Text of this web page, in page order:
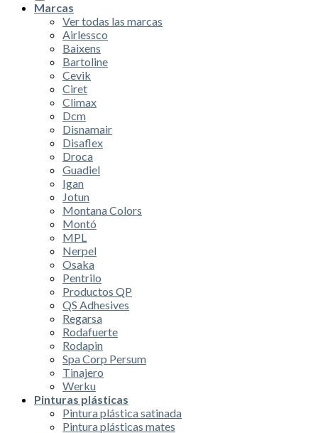
Marcas
Ver todas las marcas
Airlessco
Baixens
Bartoline
Cevik
Ciret
Climax
Dcm
Disnamair
Disaflex
Droca
Guadiel
Igan
Jotun
Montana Colors
Montó
MPL
Nerpel
Osaka
Pentrilo
Productos QP
QS Adhesives
Regarsa
Rodafuerte
Rodapin
Spa Corp Persum
Tinajero
Werku
Pinturas plásticas
Pintura plástica satinada
Pintura plásticas mates